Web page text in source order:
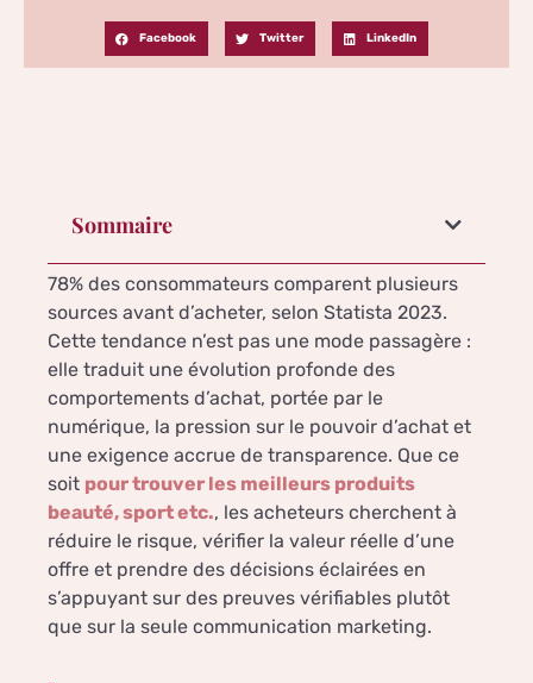
Facebook Twitter LinkedIn
Sommaire
78% des consommateurs comparent plusieurs
sources avant d’acheter, selon Statista 2023.
Cette tendance n’est pas une mode passagère :
elle traduit une évolution profonde des
comportements d’achat, portée par le
numérique, la pression sur le pouvoir d’achat et
une exigence accrue de transparence. Que ce
soit pour trouver les meilleurs produits
beauté, sport etc., les acheteurs cherchent à
réduire le risque, vérifier la valeur réelle d’une
offre et prendre des décisions éclairées en
s’appuyant sur des preuves vérifiables plutôt
que sur la seule communication marketing.